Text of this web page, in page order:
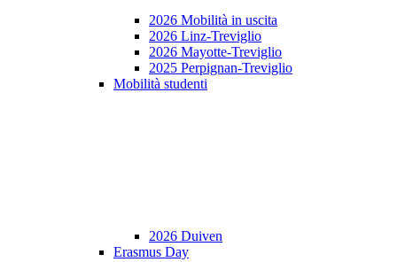
2026 Mobilità in uscita
2026 Linz-Treviglio
2026 Mayotte-Treviglio
2025 Perpignan-Treviglio
Mobilità studenti
2026 Duiven
Erasmus Day